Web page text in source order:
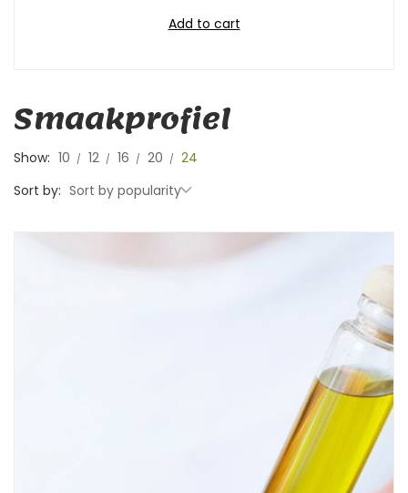
Add to cart
Smaakprofiel
Show: 10 12 16 20
24
Sort by: Sort by popularity